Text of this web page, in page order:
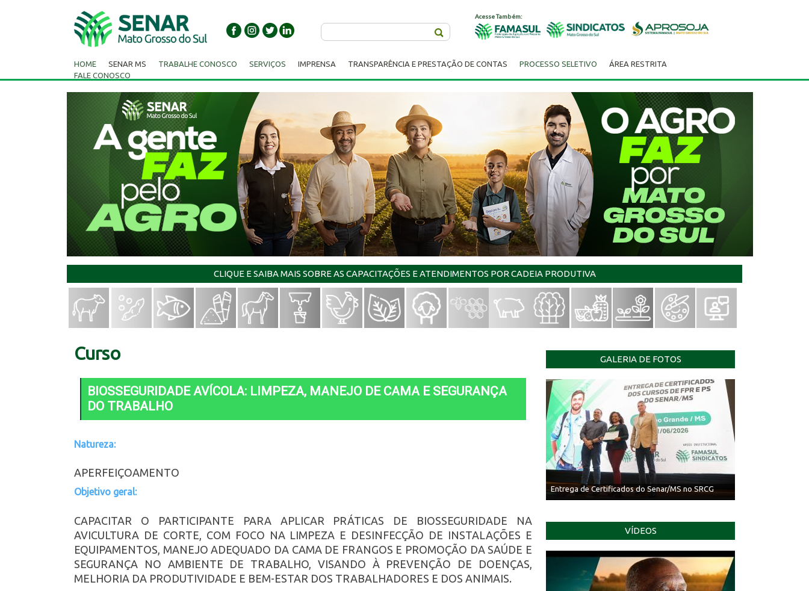
Acesse Também:
HOME SENAR MS TRABALHE CONOSCO SERVIÇOS IMPRENSA TRANSPARÊNCIA E PRESTAÇÃO DE CONTAS PROCESSO SELETIVO
ÁREA RESTRITA
FALE CONOSCO
CLIQUE E SAIBA MAIS SOBRE AS CAPACITAÇÕES E ATENDIMENTOS POR CADEIA PRODUTIVA
GALERIA DE FOTOS
Entrega de Certificados do Senar/MS no SRCG
Campanha Fogo Zero
VÍDEOS
Curso
BIOSSEGURIDADE AVÍCOLA: LIMPEZA, MANEJO DE CAMA E SEGURANÇA
DO TRABALHO
Natureza:
APERFEIÇOAMENTO
Objetivo geral:
CAPACITAR O PARTICIPANTE PARA APLICAR PRÁTICAS DE BIOSSEGURIDADE NA
AVICULTURA DE CORTE, COM FOCO NA LIMPEZA E DESINFECÇÃO DE INSTALAÇÕES E
EQUIPAMENTOS, MANEJO ADEQUADO DA CAMA DE FRANGOS E PROMOÇÃO DA SAÚDE E
SEGURANÇA NO AMBIENTE DE TRABALHO, VISANDO À PREVENÇÃO DE DOENÇAS,
MELHORIA DA PRODUTIVIDADE E BEM-ESTAR DOS TRABALHADORES E DOS ANIMAIS.